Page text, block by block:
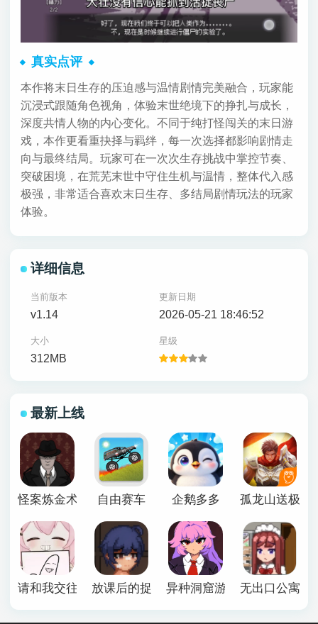
真实点评
本作将末日生存的压迫感与温情剧情完美融合，玩家能
沉浸式跟随角色视角，体验末世绝境下的挣扎与成长，
深度共情人物的内心变化。不同于纯打怪闯关的末日游
戏，本作更看重抉择与羁绊，每一次选择都影响剧情走
向与最终结局。玩家可在一次次生存挑战中掌控节奏、
突破困境，在荒芜末世中守住生机与温情，整体代入感
极强，非常适合喜欢末日生存、多结局剧情玩法的玩家
体验。
详细信息
当前版本
v1.14
更新日期
2026-05-21 18:46:52
大小
312MB
星级
最新上线
怪案炼金术师 自由赛车 企鹅多多 孤龙山送极品
请和我交往吧孙笑川前辈放课后的捉迷藏安卓版异种洞窟游戏下载手机版
无出口公寓最